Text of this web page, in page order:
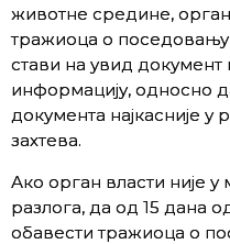
животне средине,
тражиоца о
стави на увид
информацију, односно
документа најкасније у
захтева.
Ако орган власти није
разлога, да од 15 дана
обавести тражиоца о